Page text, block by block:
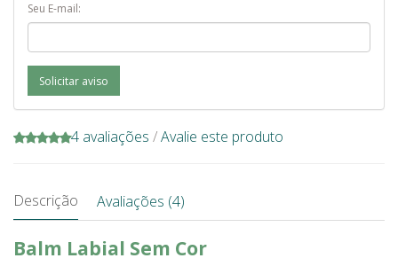
Seu E-mail:
Solicitar aviso
4 avaliações /Avalie este produto
Descrição Avaliações (4)
Balm Labial Sem Cor